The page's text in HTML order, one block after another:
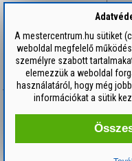
A mestercentrum.hu sütiket
weboldal megfelelő
személyre szabott
elemezzük a weboldal
használatáról, hogy még
információkat a sütik
ST